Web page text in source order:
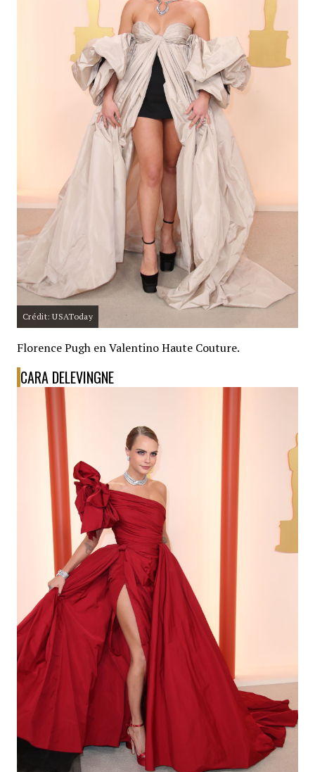
Crédit: USAToday
Florence Pugh en Valentino Haute Couture.
CARA DELEVINGNE